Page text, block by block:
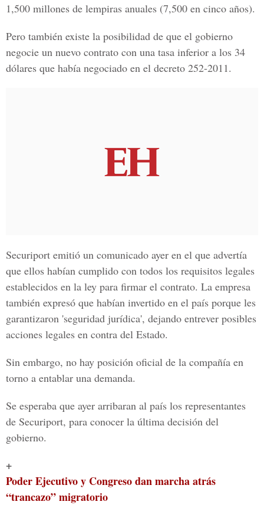
1,500 millones de lempiras anuales (7,500 en cinco años).
Pero también existe la posibilidad de que el gobierno
negocie un nuevo contrato con una tasa inferior a los 34
dólares que había negociado en el decreto 252-2011.
Securiport emitió un comunicado ayer en el que advertía
que ellos habían cumplido con todos los requisitos legales
establecidos en la ley para firmar el contrato. La empresa
también expresó que habían invertido en el país porque les
garantizaron 'seguridad jurídica', dejando entrever posibles
acciones legales en contra del Estado.
Sin embargo, no hay posición oficial de la compañía en
torno a entablar una demanda.
Se esperaba que ayer arribaran al país los representantes
de Securiport, para conocer la última decisión del
gobierno.
+
Poder Ejecutivo y Congreso dan marcha atrás
“trancazo” migratorio